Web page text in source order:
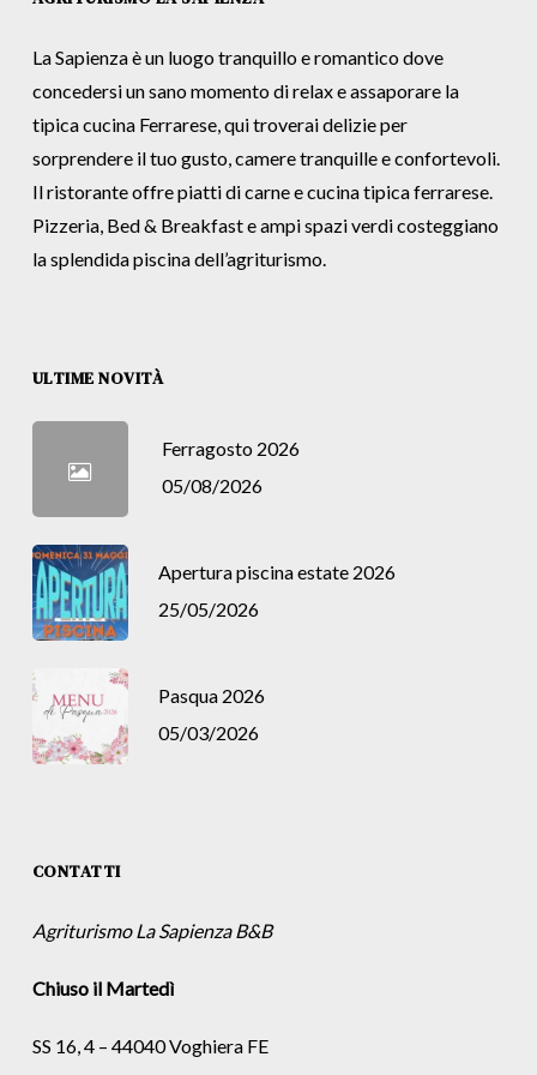
La Sapienza è un luogo tranquillo e romantico dove
concedersi un sano momento di relax e assaporare la
tipica cucina Ferrarese, qui troverai delizie per
sorprendere il tuo gusto, camere tranquille e confortevoli.
Il ristorante offre piatti di carne e cucina tipica ferrarese.
Pizzeria, Bed & Breakfast e ampi spazi verdi costeggiano
la splendida piscina dell’agriturismo.
ULTIME NOVITÀ
Ferragosto 2026
05/08/2026
Apertura piscina estate 2026
25/05/2026
Pasqua 2026
05/03/2026
CONTATTI
Agriturismo La Sapienza B&B
Chiuso il Martedì
SS 16, 4 – 44040 Voghiera FE